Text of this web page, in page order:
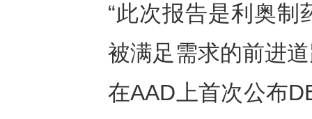
“此次报告是利奥
被满足需求的前进
在AAD上首次公布